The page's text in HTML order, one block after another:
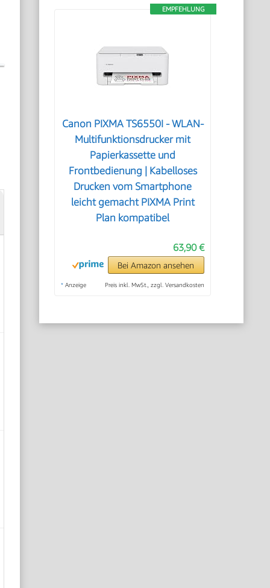
EMPFEHLUNG
Canon PIXMA TS6550I - WLAN-
Multifunktionsdrucker mit
Papierkassette und
Frontbedienung | Kabelloses
Drucken vom Smartphone
leicht gemacht PIXMA Print
Plan kompatibel
63,90 €
Bei Amazon ansehen
* Anzeige Preis inkl. MwSt., zzgl. Versandkosten